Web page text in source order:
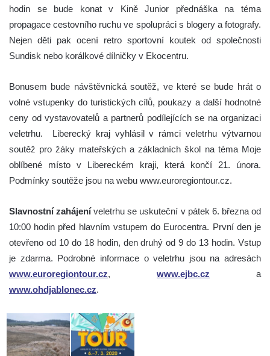
hodin se bude konat v Kině Junior přednáška na téma
propagace cestovního ruchu ve spolupráci s blogery a fotografy.
Nejen děti pak ocení retro sportovní koutek od společnosti
Sundisk nebo korálkové dílničky v Ekocentru.
Bonusem bude návštěvnická soutěž, ve které se bude hrát o
volné vstupenky do turistických cílů, poukazy a další hodnotné
ceny od vystavovatelů a partnerů podílejících se na organizaci
veletrhu. Liberecký kraj vyhlásil v rámci veletrhu výtvarnou
soutěž pro žáky mateřských a základních škol na téma Moje
oblíbené místo v Libereckém kraji, která končí 21. února.
Podmínky soutěže jsou na webu www.euroregiontour.cz.
Slavnostní zahájeníveletrhu se uskuteční v pátek 6. března od
10:00 hodin před hlavním vstupem do Eurocentra. První den je
otevřeno od 10 do 18 hodin, den druhý od 9 do 13 hodin. Vstup
je zdarma. Podrobné informace o veletrhu jsou na adresách
www.euroregiontour.cz, www.ejbc.cz a
www.ohdjablonec.cz.